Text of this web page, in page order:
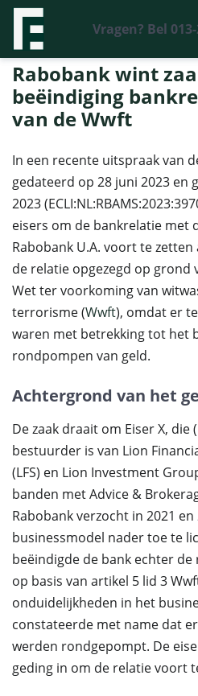
Vragen? Bel
Financieel Recht Advocaten >
beëindiging bankrelatie op grond van
Rabobank wint
beëindiging
van de Wwft
In een recente uitspraak van
gedateerd op 28 juni 2023 en
2023
eisers om de bankrelatie met
Rabobank U.A. voort te zetten
de relatie opgezegd op grond
Wet ter voorkoming van
terrorisme (Wwft), omdat er
waren met betrekking tot het
rondpompen van geld.
Achtergrond van het
De zaak draait om Eiser X, die
bestuurder is van Lion
(LFS) en Lion Investment
banden met Advice &
Rabobank verzocht in 2021
businessmodel nader toe te
beëindigde de bank echter
op basis van artikel 5 lid 3
onduidelijkheden in het
constateerde met name dat
werden rondgepompt. De
geding in om de relatie voort